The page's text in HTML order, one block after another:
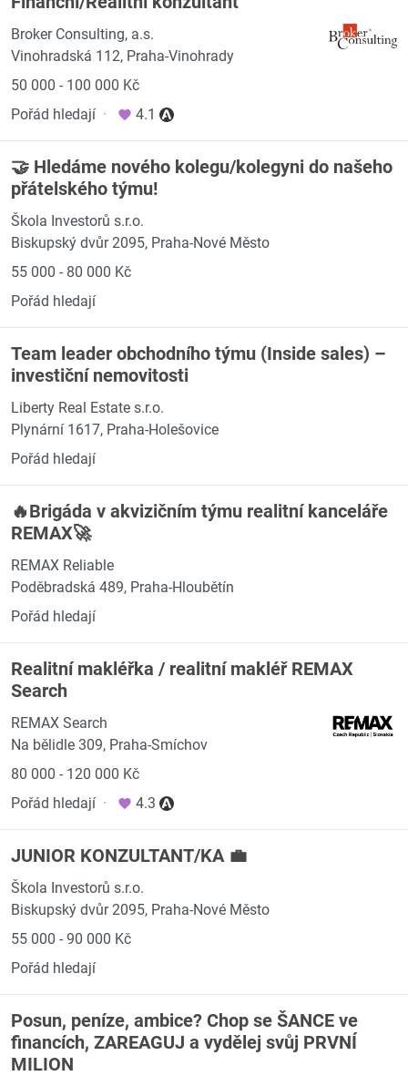
Broker Consulting, a.s.
Vinohradská 112, Praha-Vinohrady
50 000 - 100 000 Kč
Pořád hledají · 4.1
🤝 Hledáme nového kolegu/kolegyni do našeho
přátelského týmu!
Škola Investorů s.r.o.
Biskupský dvůr 2095, Praha-Nové Město
55 000 - 80 000 Kč
Pořád hledají
Team leader obchodního týmu (Inside sales) –
investiční nemovitosti
Liberty Real Estate s.r.o.
Plynární 1617, Praha-Holešovice
Pořád hledají
🔥Brigáda v akvizičním týmu realitní kanceláře
REMAX🚀
REMAX Reliable
Poděbradská 489, Praha-Hloubětín
Pořád hledají
Realitní makléřka / realitní makléř REMAX
Search
REMAX Search
Na bělidle 309, Praha-Smíchov
80 000 - 120 000 Kč
Pořád hledají · 4.3
JUNIOR KONZULTANT/KA 💼
Škola Investorů s.r.o.
Biskupský dvůr 2095, Praha-Nové Město
55 000 - 90 000 Kč
Pořád hledají
Posun, peníze, ambice? Chop se ŠANCE ve
financích, ZAREAGUJ a vydělej svůj PRVNÍ
MILION